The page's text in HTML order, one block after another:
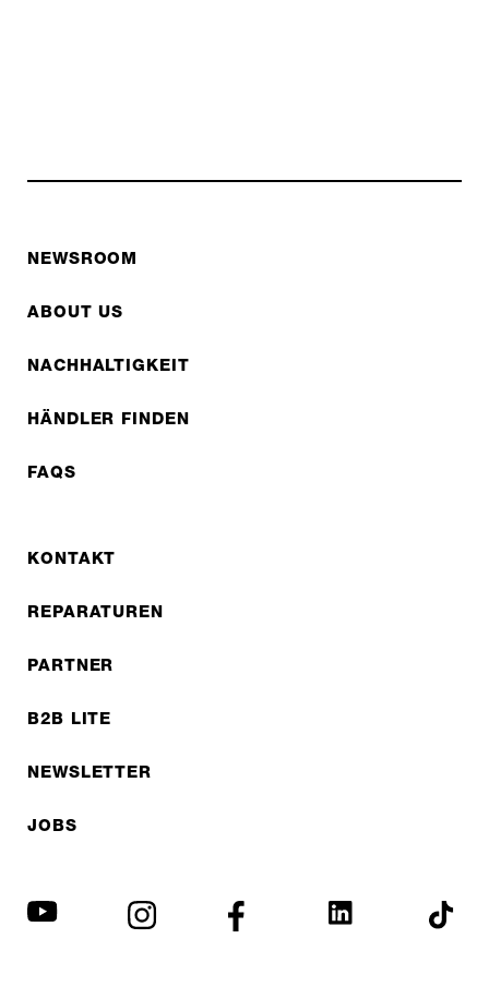
NEWSROOM
ABOUT US
NACHHALTIGKEIT
HÄNDLER FINDEN
FAQS
KONTAKT
REPARATUREN
PARTNER
B2B LITE
NEWSLETTER
JOBS